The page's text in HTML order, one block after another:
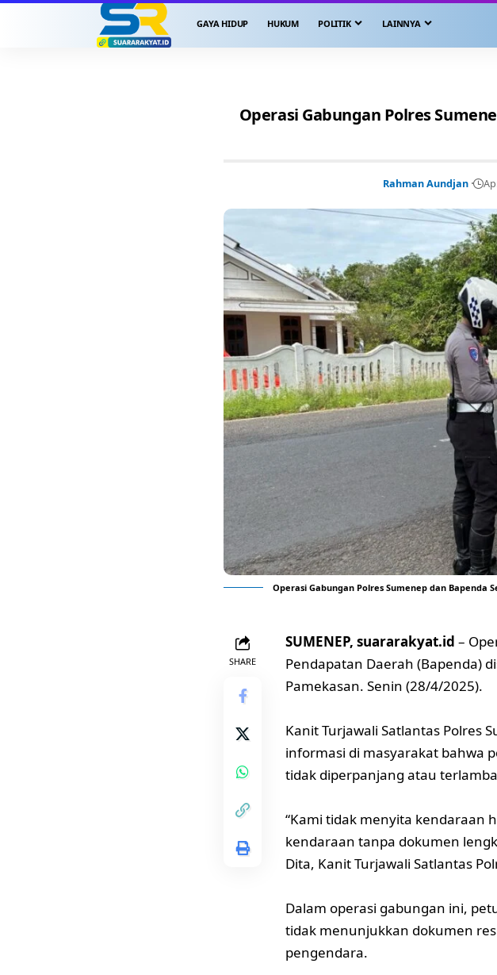
GAYA HIDUP HUKUM POLITIK LAINNYA
Operasi Gabungan Polres
Rahman Aundjan
Operasi Gabungan Polres Sumenep dan Bapenda
SHARE
SUMENEP, suararakyat.id –
Pendapatan Daerah (Bapenda)
Pamekasan. Senin (28/4/2025).
Kanit Turjawali Satlantas Polres
informasi di masyarakat bahwa
tidak diperpanjang atau
“Kami tidak menyita kendaraan
kendaraan tanpa dokumen
Dita, Kanit Turjawali Satlantas
Dalam operasi gabungan ini,
tidak menunjukkan dokumen
pengendara.